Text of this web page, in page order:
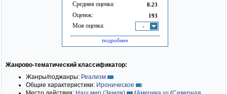
Средняя оценка: 8.23
Оценок: 193
Моя оценка: -
подробнее
Жанрово-тематический классификатор:
Жанры/поджанры: Реализм
Общие характеристики: Ироническое